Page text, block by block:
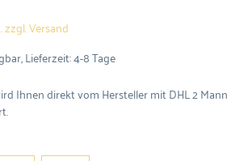
zzgl. Versand
Lieferzeit: 4-8 Tage
Ihnen direkt vom Hersteller mit DHL 2